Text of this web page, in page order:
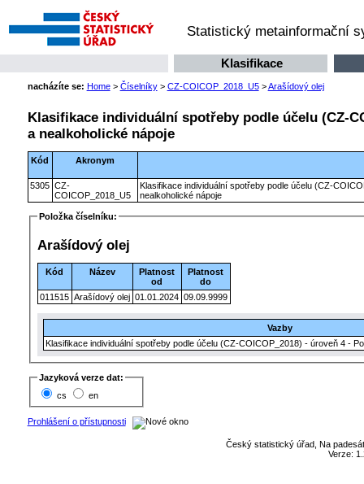
Statistický metainformační
Klasifikace
nacházíte se: Home> Číselníky> CZ-COICOP_2018_U5>Arašídový olej
Klasifikace individuální spotřeby podle účelu (CZ-
a nealkoholické nápoje
Kód Akronym
5305 CZ-
COICOP_2018_U5
Klasifikace individuální spotřeby podle účelu (CZ-
nealkoholické nápoje
Položka číselníku:
Arašídový olej
Kód Název
Platnost
od
Platnost
do
011515 Arašídový olej 01.01.2024 09.09.9999
Vazby
Klasifikace individuální spotřeby podle účelu (CZ-COICOP_2018) - úroveň 4 -
Jazyková verze dat:
cs
en
Prohlášení o přístupnosti
Český statistický úřad, Na
Verze: